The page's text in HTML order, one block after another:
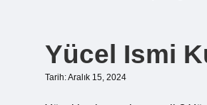
Yücel Ismi
Tarih: Aralık 15, 2024